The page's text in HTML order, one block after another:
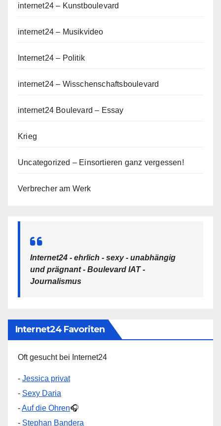
internet24 – Kunstboulevard
internet24 – Musikvideo
Internet24 – Politik
internet24 – Wisschenschaftsboulevard
internet24 Boulevard – Essay
Krieg
Uncategorized – Einsortieren ganz vergessen!
Verbrecher am Werk
Internet24 - ehrlich - sexy - unabhängig
und prägnant - Boulevard IAT -
Journalismus
Internet24 Favoriten
Oft gesucht bei Internet24
- Jessica privat
- Sexy Daria
-Auf die Ohren🎧
- Stephan Bandera